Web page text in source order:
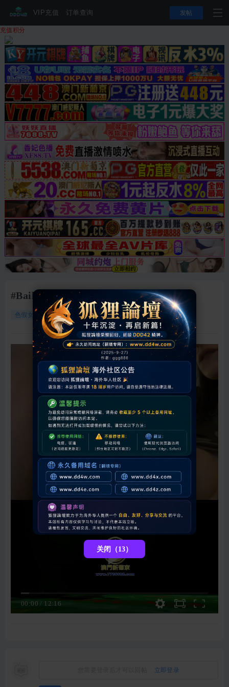
VIP充值 订单查询 发帖
充值积分
#Bailey Jay
色假女人 13234 0 2026-5-14 01:03:09
00:00 / 12:16
立即登录
关闭（13）